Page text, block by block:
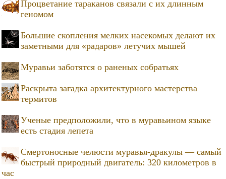
Процветание тараканов связали с их длинным
геномом
Большие скопления мелких насекомых делают их
заметными для «радаров» летучих мышей
Муравьи заботятся о раненых собратьях
Раскрыта загадка архитектурного мастерства
термитов
Ученые предположили, что в муравьином языке
есть стадия лепета
Смертоносные челюсти муравья-дракулы — самый
быстрый природный двигатель: 320 километров в
час